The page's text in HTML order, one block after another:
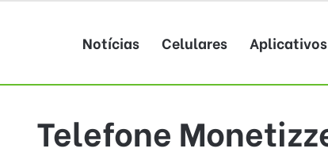
Notícias Celulares Aplicativos
Telefone